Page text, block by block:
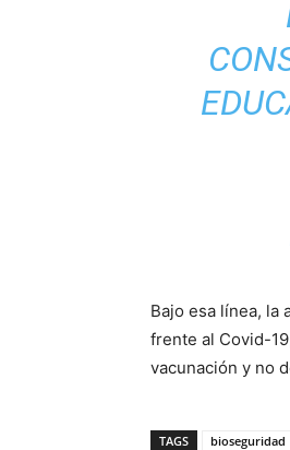
Bajo esa línea, la
frente al Covid-
vacunación y no
TAGS bioseguridad